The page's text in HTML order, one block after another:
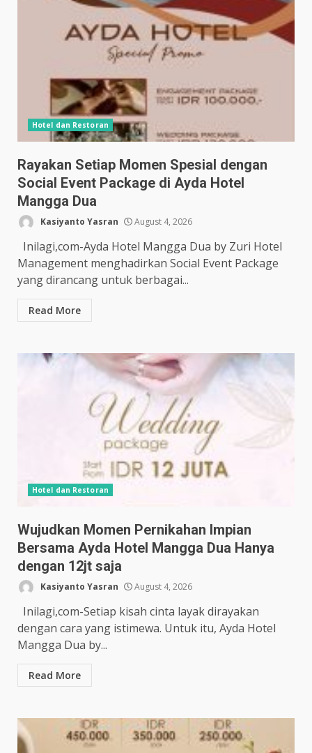
Hotel dan Restoran
Rayakan Setiap Momen Spesial dengan
Social Event Package di Ayda Hotel
Mangga Dua
Kasiyanto Yasran August 4, 2026
Inilagi,com-Ayda Hotel Mangga Dua by Zuri Hotel
Management menghadirkan Social Event Package
yang dirancang untuk berbagai...
Read More
Hotel dan Restoran
Wujudkan Momen Pernikahan Impian
Bersama Ayda Hotel Mangga Dua Hanya
dengan 12jt saja
Kasiyanto Yasran August 4, 2026
Inilagi,com-Setiap kisah cinta layak dirayakan
dengan cara yang istimewa. Untuk itu, Ayda Hotel
Mangga Dua by...
Read More